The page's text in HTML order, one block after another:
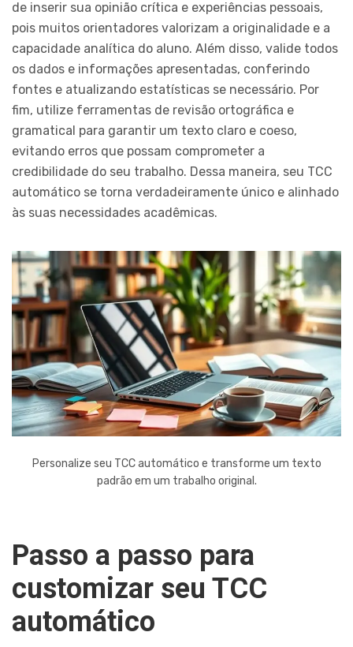
de inserir sua opinião crítica e experiências pessoais,
pois muitos orientadores valorizam a originalidade e a
capacidade analítica do aluno. Além disso, valide todos
os dados e informações apresentadas, conferindo
fontes e atualizando estatísticas se necessário. Por
fim, utilize ferramentas de revisão ortográfica e
gramatical para garantir um texto claro e coeso,
evitando erros que possam comprometer a
credibilidade do seu trabalho. Dessa maneira, seu TCC
automático se torna verdadeiramente único e alinhado
às suas necessidades acadêmicas.
Personalize seu TCC automático e transforme um texto
padrão em um trabalho original.
Passo a passo para
customizar seu TCC
automático